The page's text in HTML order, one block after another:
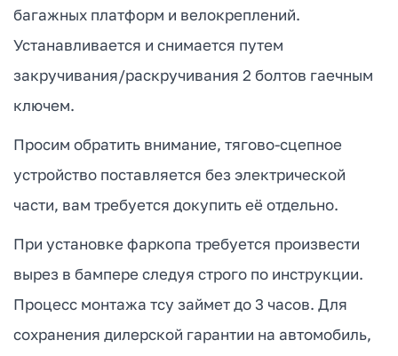
багажных платформ и велокреплений.
Устанавливается и снимается путем
закручивания/раскручивания 2 болтов гаечным
ключем.
Просим обратить внимание, тягово-сцепное
устройство поставляется без электрической
части, вам требуется докупить её отдельно.
При установке фаркопа требуется произвести
вырез в бампере следуя строго по инструкции.
Процесс монтажа тсу займет до 3 часов. Для
сохранения дилерской гарантии на автомобиль,